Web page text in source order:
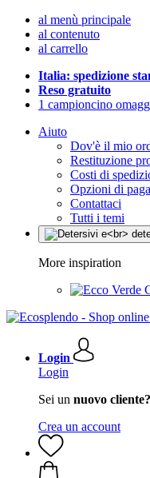
al menù principale
al contenuto
al carrello
Italia: spedizione
Reso gratuito
1 campioncino
Aiuto
Dov'è il mio
Restituzione
Costi di
Opzioni di
Contattaci
Tutti i temi
More inspiration
Login
Login
Sei un nuovo cliente?
Crea un account